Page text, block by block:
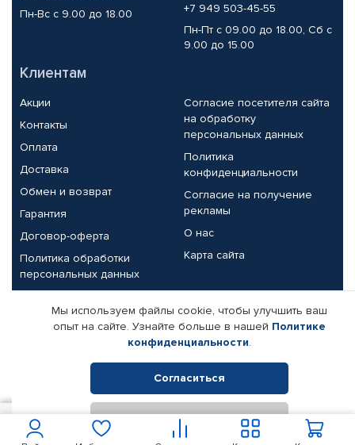
Пн-Вс с 9.00 до 18.00
+7 949 503-45-55
Пн-Пт с 09.00 до 18.00, Сб с
9.00 до 15.00
Клиентам
Акции
Контакты
Оплата
Доставка
Обмен и возврат
Гарантия
Договор-оферта
Политика обработки
персональных данных
Согласие посетителя сайта
на обработку
персональных данных
Политика
конфиденциальности
Согласие на получение
рекламы
О нас
Карта сайта
Партнерам
Корпоративным клиентам
Поставщикам
Реквизиты компании
© КАМАЗ ЦЕНТР ДОНЕЦК, 2015-2026. Все права защищены.
Интернет-магазин автомобильных товаров Автопрофи.
Мы используем файлы cookie, чтобы улучшить ваш
опыт на сайте. Узнайте больше в нашей Политике
конфиденциальности.
Согласиться
Отклонить
1 100 В корзину